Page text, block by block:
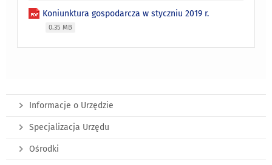
Koniunktura gospodarcza w styczniu 2019 r.
0.35 MB
Informacje o Urzędzie
Specjalizacja Urzędu
Ośrodki